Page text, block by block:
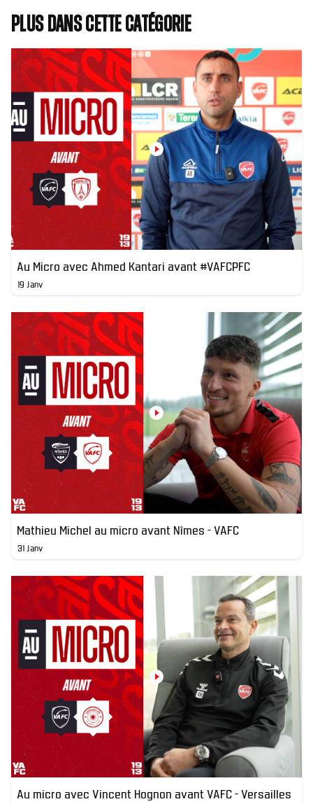
Plus dans cette catégorie
Au Micro avec Ahmed Kantari avant #VAFCPFC
19 Janv
Mathieu Michel au micro avant Nîmes - VAFC
31 Janv
Au micro avec Vincent Hognon avant VAFC - Versailles